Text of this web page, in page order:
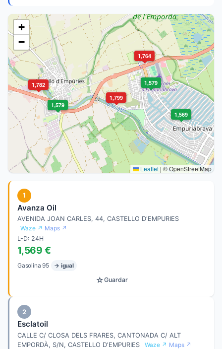
1,569
1,579
1,579
1,764
1,782
1,799
+
−
Leaflet | © OpenStreetMap
1
Avanza Oil
AVENIDA JOAN CARLES, 44, CASTELLO D'EMPURIES
Waze ↗ Maps ↗
L-D: 24H
1,569 €
Gasolina 95 → igual
☆Guardar
2
Esclatoil
CALLE C/ CLOSA DELS FRARES, CANTONADA C/ ALT
EMPORDÀ, S/N, CASTELLO D'EMPURIES
Waze ↗ Maps ↗